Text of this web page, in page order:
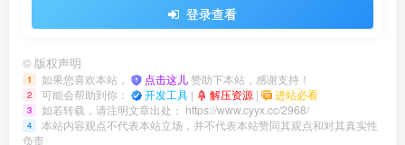
登录查看
© 版权声明
1 如果您喜欢本站， 点击这儿赞助下本站，感谢支持！
2 可能会帮助到你： 开发工具 | 解压资源 | 进站必看
3 如若转载，请注明文章出处： https://www.cyyx.cc/2968/
4
本站内容观点不代表本站立场，并不代表本站赞同其观点和对其真实性
负责